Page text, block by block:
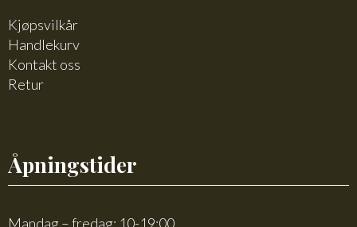
Kjøpsvilkår
Handlekurv
Kontakt oss
Retur
Åpningstider
Mandag – fredag: 10-19:00